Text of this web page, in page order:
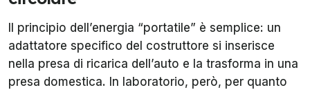
Il principio dell’energia “portatile” è semplice: un
adattatore specifico del costruttore si inserisce
nella presa di ricarica dell’auto e la trasforma in una
presa domestica. In laboratorio, però, per quanto